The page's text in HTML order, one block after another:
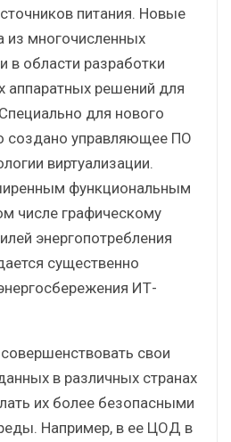
питания. Новые
из многочисленных
в области разработки
аппаратных решений для
для нового
создано управляющее ПО
виртуализации.
функциональным
числе графическому
энергопотребления
существенно
ИТ-
свои
в различных странах
их более безопасными
Например, в ее ЦОД в